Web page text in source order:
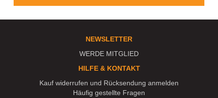
NEWSLETTER
WERDE MITGLIED
HILFE & KONTAKT
Kauf widerrufen und Rücksendung anmelden
Häufig gestellte Fragen